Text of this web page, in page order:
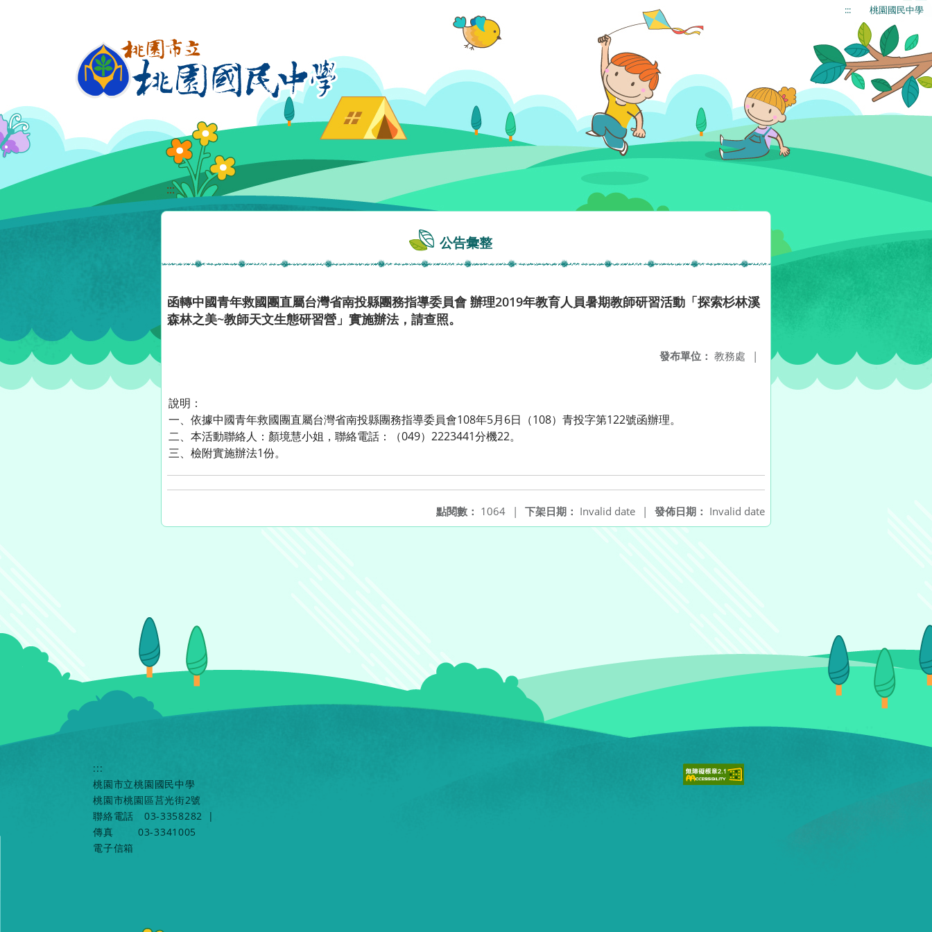
::: 桃園國民中學
:::
公告彙整
函轉中國青年救國團直屬台灣省南投縣團務指導委員會 辦理2019年教育人員暑期教師研習活動「探索杉林溪
森林之美~教師天文生態研習營」實施辦法，請查照。
發布單位： 教務處 |
說明：
一、依據中國青年救國團直屬台灣省南投縣團務指導委員會108年5月6日（108）青投字第122號函辦理。
二、本活動聯絡人：顏境慧小姐，聯絡電話：（049）2223441分機22。
三、檢附實施辦法1份。
發佈日期： Invalid date
下架日期： Invalid date |
點閱數： 1064 |
:::
桃園市立桃園國民中學
桃園市桃園區莒光街2號
聯絡電話
03-3358282
|
傳真
03-3341005
電子信箱